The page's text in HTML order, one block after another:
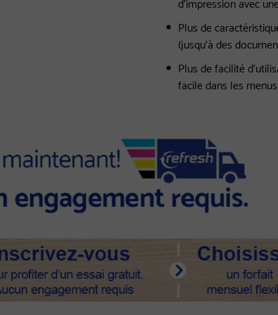
Plus de
(jusqu’à des
Plus de facilité
facile dans les